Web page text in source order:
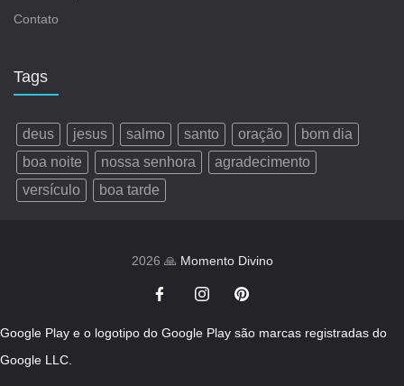
Contato
Tags
deus jesus salmo santo oração
bom dia
boa noite
nossa senhora
agradecimento
versículo
boa tarde
2026 🙏 Momento Divino
Google Play e o logotipo do Google Play são marcas registradas do
Google LLC.